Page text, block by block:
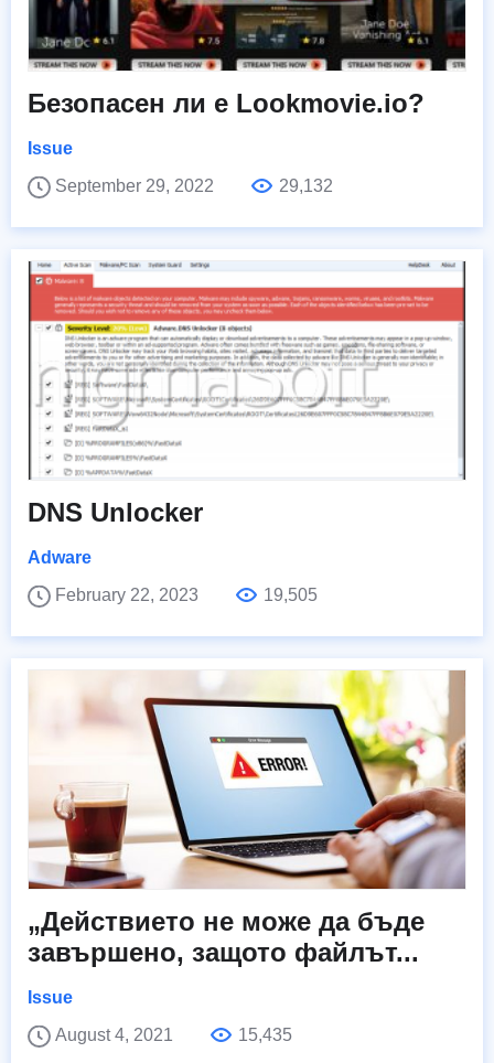
Безопасен ли е Lookmovie.io?
Issue
September 29, 2022
29,132
DNS Unlocker
Adware
February 22, 2023
19,505
„Действието не може да бъде
завършено, защото файлът...
Issue
August 4, 2021
15,435